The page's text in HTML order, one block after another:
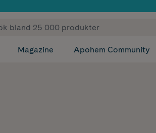
✓ Fri frakt
Magazine Apohem Community